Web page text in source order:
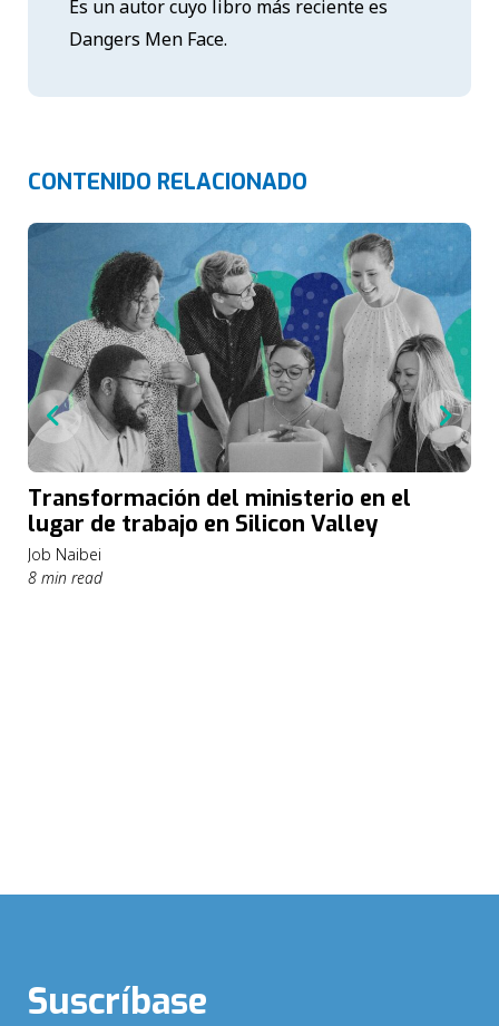
Es un autor cuyo libro más reciente es
Dangers Men Face.
CONTENIDO RELACIONADO
Transformación del ministerio en el
lugar de trabajo en Silicon Valley
Job Naibei
8 min read
Suscríbase